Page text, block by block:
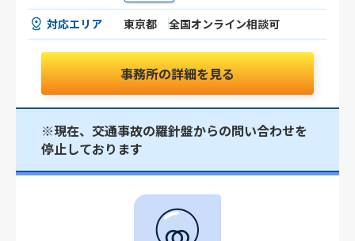
対応エリア 東京都 全国オンライン相談可
事務所の詳細を見る
※現在、交通事故の羅針盤からの問い合わせを
停止しております